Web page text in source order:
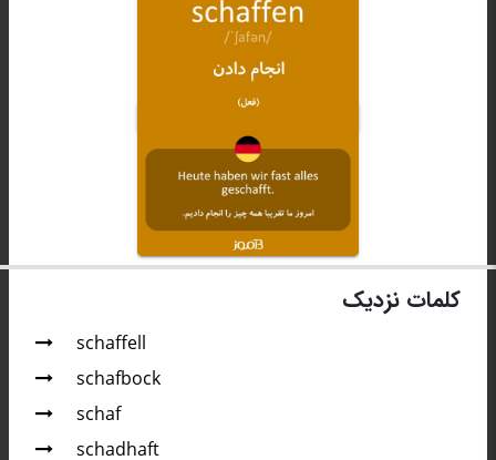
کلمات نزدیک
schaffell
schafbock
schaf
schad­haft